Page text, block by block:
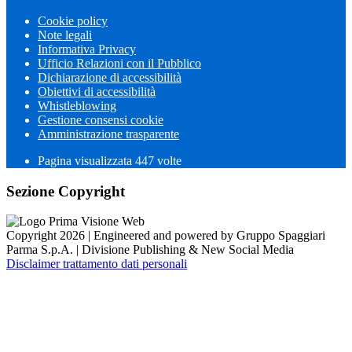
Cookie policy
Note legali
Informativa Privacy
Ufficio Relazioni con il Pubblico
Dichiarazione di accessibilità
Obiettivi di accessibilità
Whistleblowing
Gestione consensi cookie
Amministrazione trasparente
Pagina visualizzata 447 volte
Sezione Copyright
Copyright 2026 | Engineered and powered by Gruppo Spaggiari
Parma S.p.A. | Divisione Publishing & New Social Media
Disclaimer trattamento dati personali